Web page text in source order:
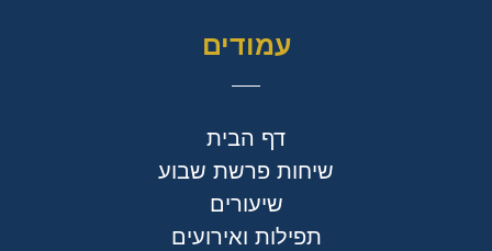
עמודים
דף הבית
שיחות פרשת שבוע
שיעורים
תפילות ואירועים